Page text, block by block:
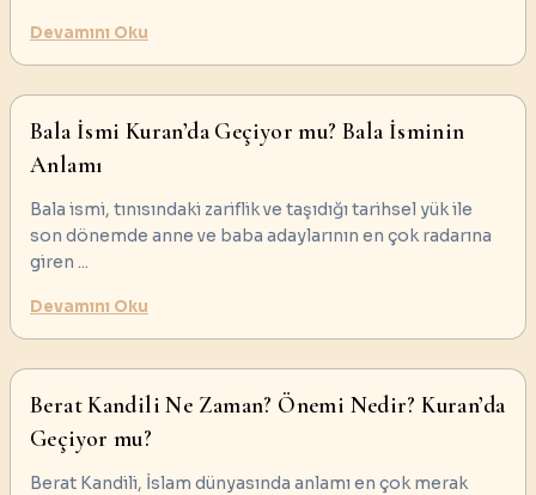
Devamını Oku
Bala İsmi Kuran’da Geçiyor mu? Bala İsminin
Anlamı
Bala ismi, tınısındaki zariflik ve taşıdığı tarihsel yük ile
son dönemde anne ve baba adaylarının en çok radarına
giren ...
Devamını Oku
Berat Kandili Ne Zaman? Önemi Nedir? Kuran’da
Geçiyor mu?
Berat Kandili, İslam dünyasında anlamı en çok merak